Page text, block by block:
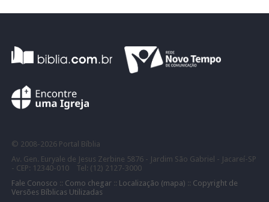
© 2008- 2026 Portal Bíblia
Av. Gen. Euryale de Jesus Zerbine 5876 - Jardim São Gabriel - Jacareí-SP
- CEP: 12340-010 Tel: (12) 2127-3000
Fale Conosco :: Como chegar:: Localização (mapa) :: Copyright de
Versões Bíblicas Utilizadas